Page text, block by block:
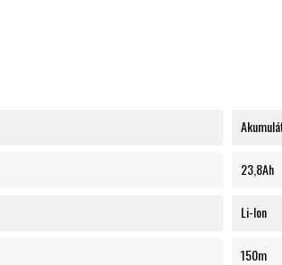
23,8Ah
Li-Ion
150m